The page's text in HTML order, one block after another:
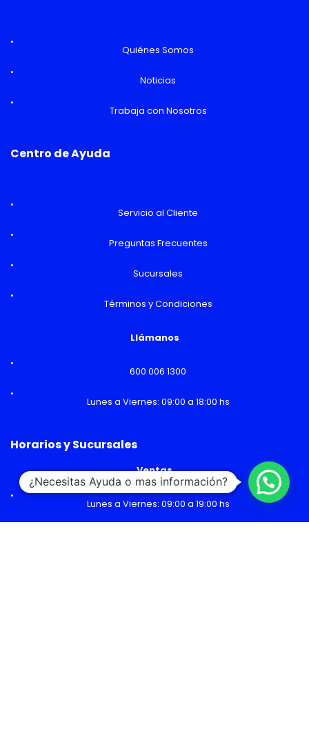
Quiénes Somos
Noticias
Trabaja con Nosotros
Centro de Ayuda
Servicio al Cliente
Preguntas Frecuentes
Sucursales
Términos y Condiciones
Llámanos
600 006 1300
Lunes a Viernes: 09:00 a 18:00 hs
Horarios y Sucursales
Ventas
Lunes a Viernes: 09:00 a 19:00 hs
¿Necesitas Ayuda o mas información?